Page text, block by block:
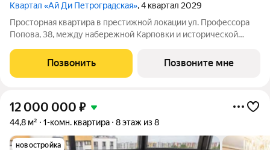
Квартал «Ай Ди Петроградская», 4 квартал 2029
Просторная квартира в престижной локации ул. Профессора
Попова, 38, между набережной Карповки и исторической
виды на Иоанновский монастырь и реку Карповку. В пешей
доступности метро
Позвонить Позвоните мне
12 000 000 ₽
44,8 м² 1-комн. квартира 8 этаж из 8
новостройка